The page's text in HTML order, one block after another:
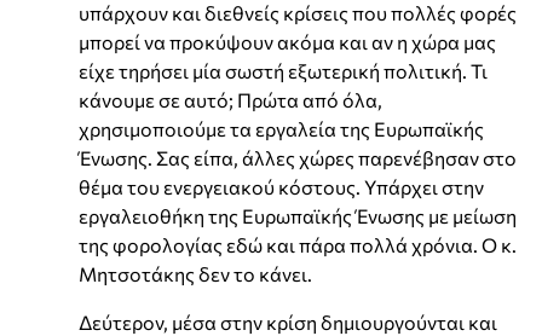
υπάρχουν και διεθνείς κρίσεις που πολλές φορές
μπορεί να προκύψουν ακόμα και αν η χώρα μας
είχε τηρήσει μία σωστή εξωτερική πολιτική. Τι
κάνουμε σε αυτό; Πρώτα από όλα,
χρησιμοποιούμε τα εργαλεία της Ευρωπαϊκής
Ένωσης. Σας είπα, άλλες χώρες παρενέβησαν στο
θέμα του ενεργειακού κόστους. Υπάρχει στην
εργαλειοθήκη της Ευρωπαϊκής Ένωσης με μείωση
της φορολογίας εδώ και πάρα πολλά χρόνια. Ο κ.
Μητσοτάκης δεν το κάνει.
Δεύτερον, μέσα στην κρίση δημιουργούνται και